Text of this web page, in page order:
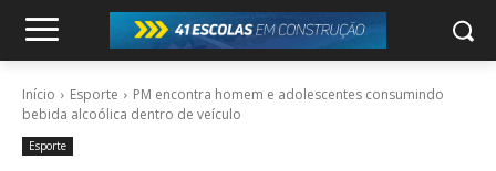
Início Esporte
PM encontra homem e adolescentes consumindo
bebida alcoólica dentro de veículo
Esporte